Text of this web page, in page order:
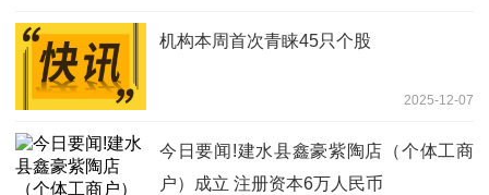
机构本周首次青睐45只个股
2025-12-07
今日要闻!建水县鑫豪紫陶店（个体工商
户）成立 注册资本6万人民币